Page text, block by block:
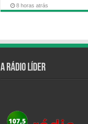
8 horas atrás
A Rádio Líder